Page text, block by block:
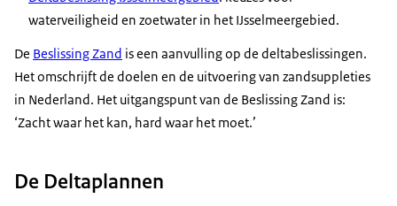
Kaart 11
2015-2020
Bijlage 1b Kaarten met de
van dijktrajecten
Brochure Deltaprogramma
Kaartweergave 4 Kansrijke
strategieën DP Rijnmond-
Drechtsteden
Kaartweergave 5 Kansrijke
strategieën DP Zuidwestelijke
Delta
waterveiligheid en zoetwater in het IJsselmeergebied.
De Beslissing Zand is een aanvulling op de deltabeslissingen.
Het omschrijft de doelen en de uitvoering van zandsuppleties
in Nederland. Het uitgangspunt van de Beslissing Zand is:
‘Zacht waar het kan, hard waar het moet.’
De Deltaplannen